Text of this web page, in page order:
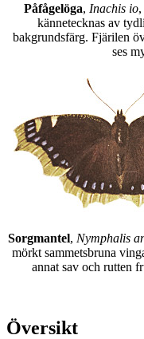
Påfågelöga, Inachis io,
kännetecknas av
bakgrundsfärg. Fjärilen
ses
Sorgmantel, Nymphalis
mörkt sammetsbruna
annat sav och rutten
Översikt